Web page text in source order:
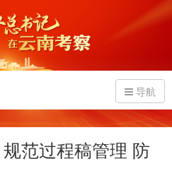
导航
范过程稿管理 防